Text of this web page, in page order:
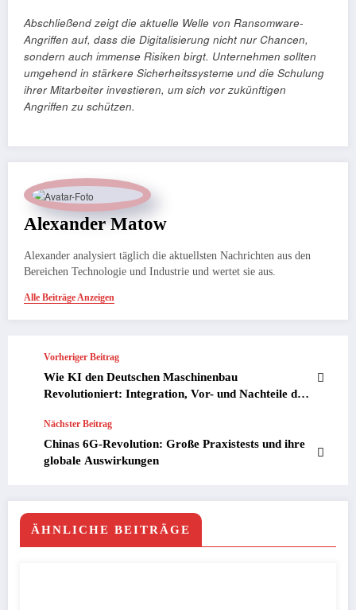
Abschließend zeigt die aktuelle Welle von Ransomware-
Angriffen auf, dass die Digitalisierung nicht nur Chancen,
sondern auch immense Risiken birgt. Unternehmen sollten
umgehend in stärkere Sicherheitssysteme und die Schulung
ihrer Mitarbeiter investieren, um sich vor zukünftigen
Angriffen zu schützen.
Alexander Matow
Alexander analysiert täglich die aktuellsten Nachrichten aus den
Bereichen Technologie und Industrie und wertet sie aus.
Alle Beiträge Anzeigen
Vorheriger Beitrag
Wie KI den Deutschen Maschinenbau
Revolutioniert: Integration, Vor- und Nachteile der
Nächster Beitrag
Chinas 6G-Revolution: Große Praxistests und ihre
globale Auswirkungen
ÄHNLICHE BEITRÄGE